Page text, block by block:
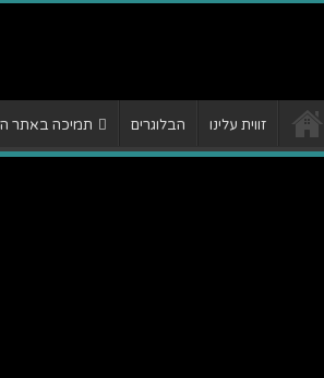
זווית עלינו הבלוגרים תמיכה באתר